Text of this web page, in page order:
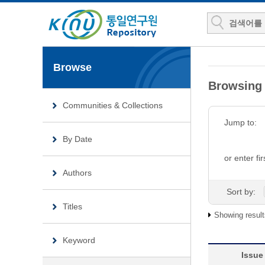
Browse
Communities & Collections
By Date
Authors
Titles
Keyword
Browsing
Jump to:
or enter
Sort by:
Showing
Issue